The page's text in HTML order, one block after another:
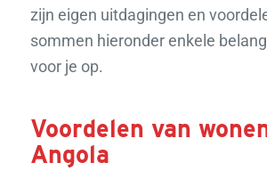
zijn eigen uitdagingen en
sommen hieronder enkele
voor je op.
Voordelen van
Angola